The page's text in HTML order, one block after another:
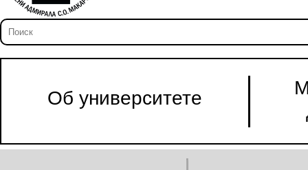
Об университете